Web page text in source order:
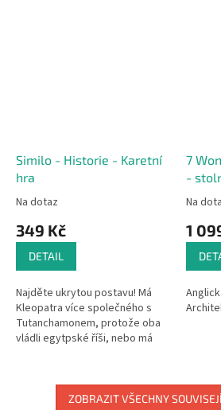
Similo - Historie - Karetní
hra
Na dotaz
349 Kč
DETAIL
Najděte ukrytou postavu! Má
Kleopatra více společného s
Tutanchamonem, protože oba
vládli egytpské říši, nebo má
7
-
Na
1
ZOBRAZIT VŠECHNY